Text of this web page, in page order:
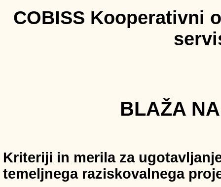
COBISS Kooperativni
BLAŽA
Kriteriji in merila za
temeljnega raziskovalnega